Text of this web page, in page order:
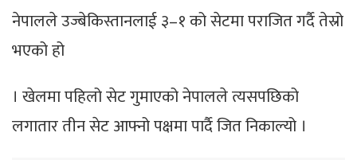
नेपालले उज्बेकिस्तानलाई ३–१ को सेटमा पराजित गर्दै तेस्रो
भएको हो
। खेलमा पहिलो सेट गुमाएको नेपालले त्यसपछिको
लगातार तीन सेट आफ्नो पक्षमा पार्दै जित निकाल्यो ।